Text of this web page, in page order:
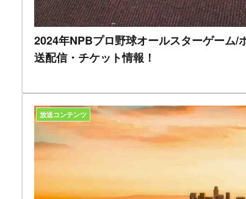
2024年NPBプロ野球オールスターゲーム/
送配信・チケット情報！
放送コンテンツ